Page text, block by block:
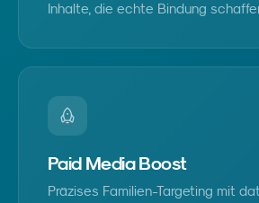
Inhalte, die echte Bindung
Paid Media Boost
Präzises Familien-Targeting mit